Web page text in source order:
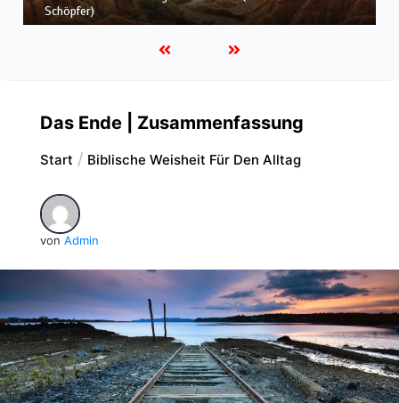
als Unschuldiger umgekommen?)
Das Ende | Zusammenfassung
Start Biblische Weisheit Für Den Alltag
von Admin